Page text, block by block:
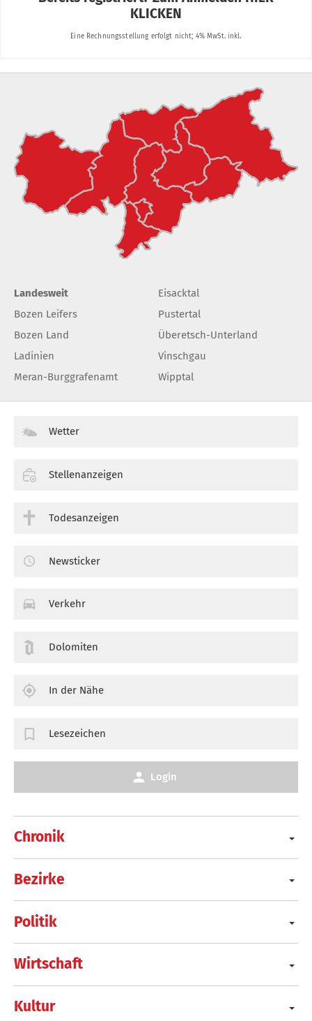
Landesweit
Bozen Leifers
Bozen Land
Ladinien
Meran-Burggrafenamt
Eisacktal
Pustertal
Überetsch-Unterland
Vinschgau
Wipptal
Chronik
Bezirke
Politik
Wirtschaft
Kultur
Wetter
Stellenanzeigen
Todesanzeigen
Newsticker
Verkehr
Dolomiten
In der Nähe
Lesezeichen
Login